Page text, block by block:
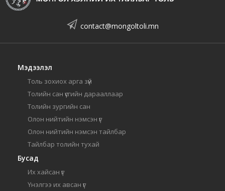
contact@mongoltoli.mn
Мэдээлэл
Толь зохиох арга зүй
Толийн сан үсгийн дарааллаар
Толийн зургийн сан
Олон нийтийн нэмсэн үг
Олон нийтийн нэмсэн тайлбар
Тайлбар толийн тухай
Бусад
Их хайсан үг
Үнэлгээ их авсан үг